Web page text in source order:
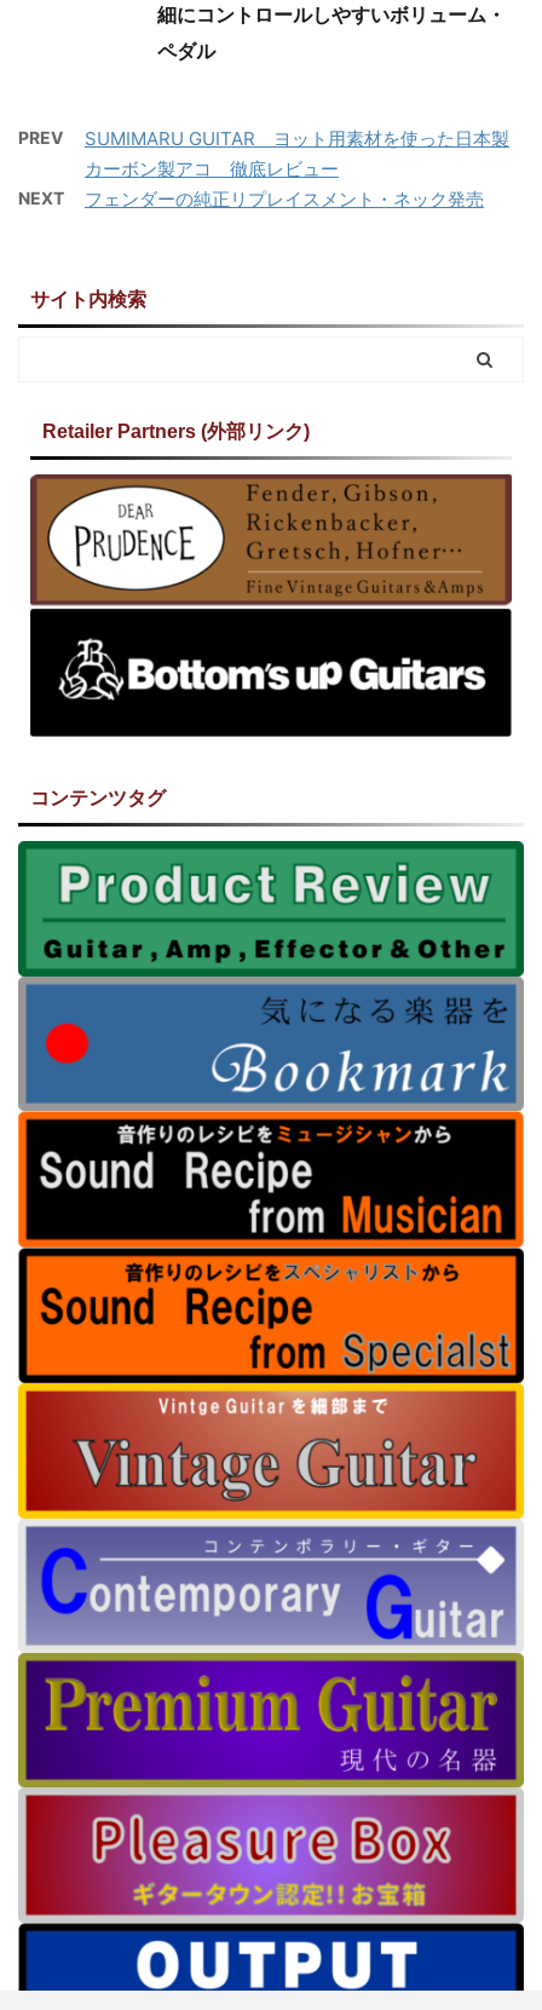
細にコントロールしやすいボリューム・
ペダル
PREV
SUMIMARU GUITAR ヨット用素材を使った日本製
カーボン製アコ 徹底レビュー
NEXT フェンダーの純正リプレイスメント・ネック発売
サイト内検索
Retailer Partners (外部リンク)
コンテンツタグ